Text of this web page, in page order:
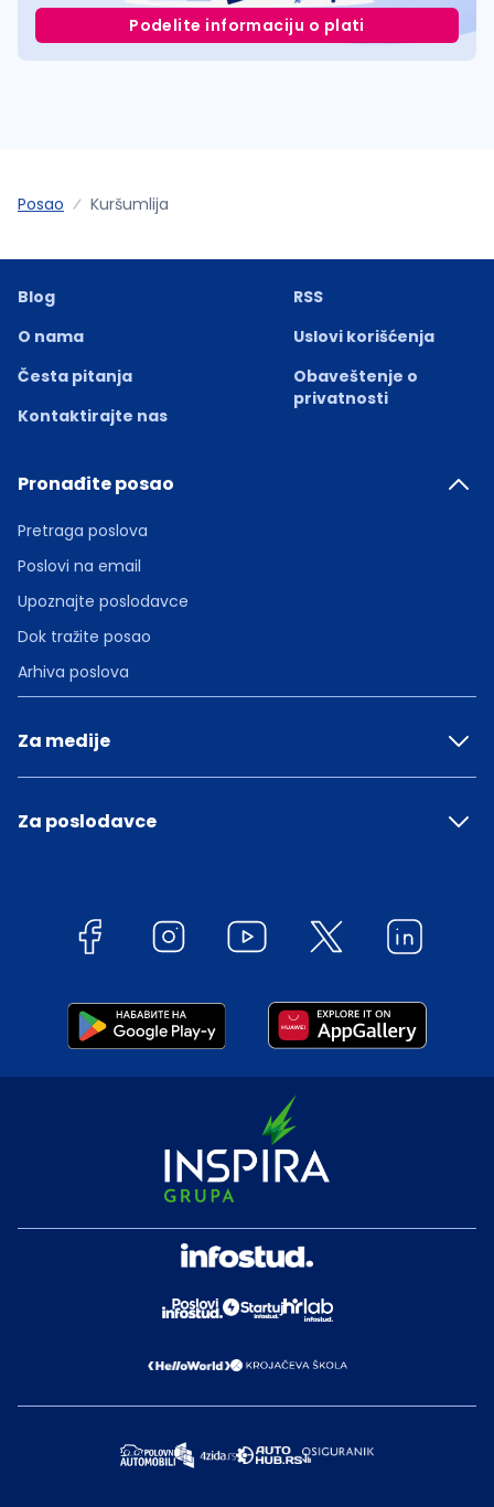
Podelite informaciju o plati
Posao Kuršumlija
Blog
O nama
Česta pitanja
Kontaktirajte nas
RSS
Uslovi korišćenja
Obaveštenje o
privatnosti
Pronađite posao
Pretraga poslova
Poslovi na email
Upoznajte poslodavce
Dok tražite posao
Arhiva poslova
Za medije
Za poslodavce